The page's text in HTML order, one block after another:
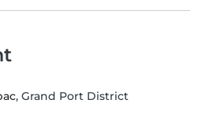
, Grand Port District